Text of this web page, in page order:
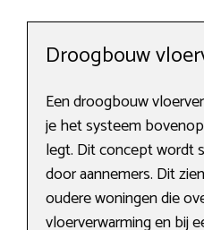
Droogbouw
Een droogbouw
je het systeem
legt. Dit concept wordt
door aannemers. Dit
oudere woningen die
vloerverwarming en bij